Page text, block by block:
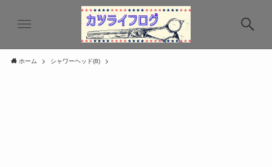
ホーム シャワーヘッド(8)